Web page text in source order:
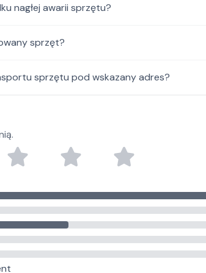
nagłej awarii sprzętu?
sprzęt?
sprzętu pod wskazany adres?